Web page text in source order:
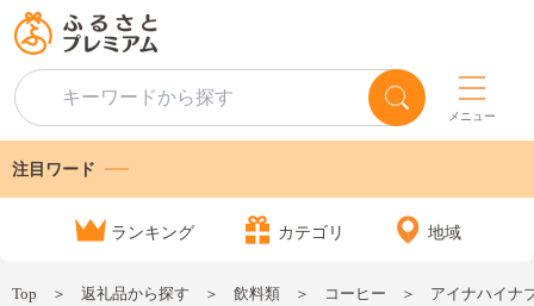
メニュー
注目ワード
ランキング カテゴリ 地域
Top 返礼品から探す 飲料類 コーヒー アイナハイナ